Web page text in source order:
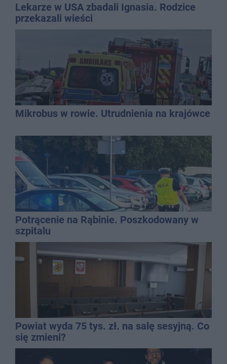
Lekarze w USA zbadali Ignasia. Rodzice
przekazali wieści
Mikrobus w rowie. Utrudnienia na krajówce
Potrącenie na Rąbinie. Poszkodowany w
szpitalu
Powiat wyda 75 tys. zł. na salę sesyjną. Co
się zmieni?